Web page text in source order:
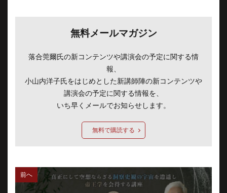
無料メールマガジン
落合莞爾氏の新コンテンツや講演会の予定に関する情
報、
小山内洋子氏をはじめとした新講師陣の新コンテンツや
講演会の予定に関する情報を、
いち早くメールでお知らせします。
無料で購読する
前へ